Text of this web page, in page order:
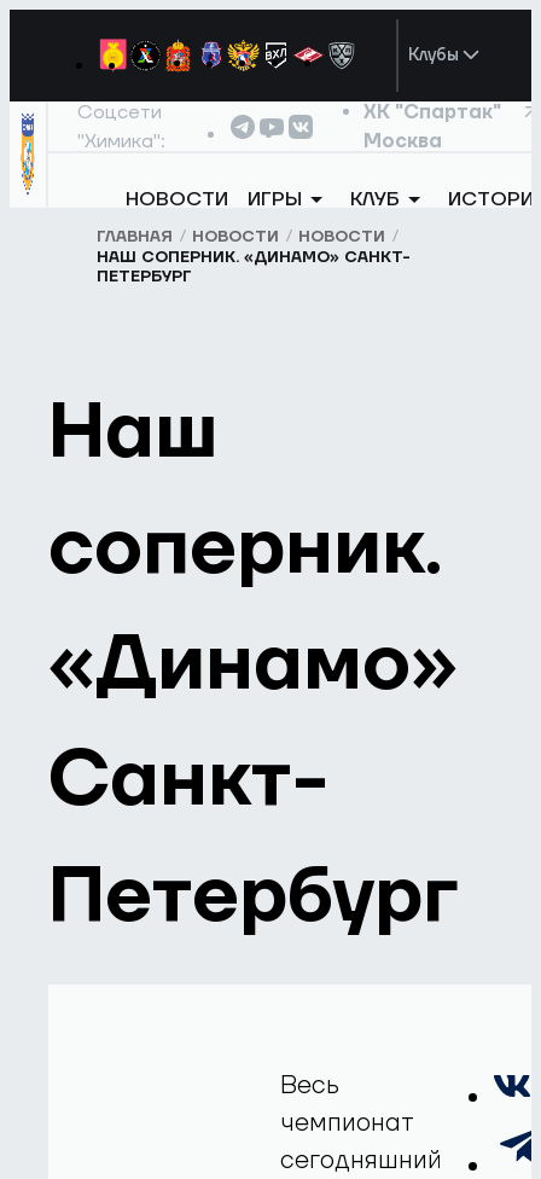
Клубы
Соцсети
"Химика":
ХК "Спартак"
Москва
НОВОСТИ ИГРЫ КЛУБ
ГЛАВНАЯ НОВОСТИ
НОВОСТИ
НАШ СОПЕРНИК. «ДИНАМО» САНКТ-
ПЕТЕРБУРГ
Наш
соперник.
«Динамо»
Санкт-
Петербург
Весь
чемпионат
сегодняшний